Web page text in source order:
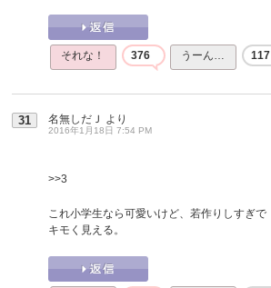
それな！ 376 うーん… 117
31 名無しだＪ より
2016年1月18日 7:54 PM
>>3
これ小学生なら可愛いけど、若作りしすぎで
キモく見える。